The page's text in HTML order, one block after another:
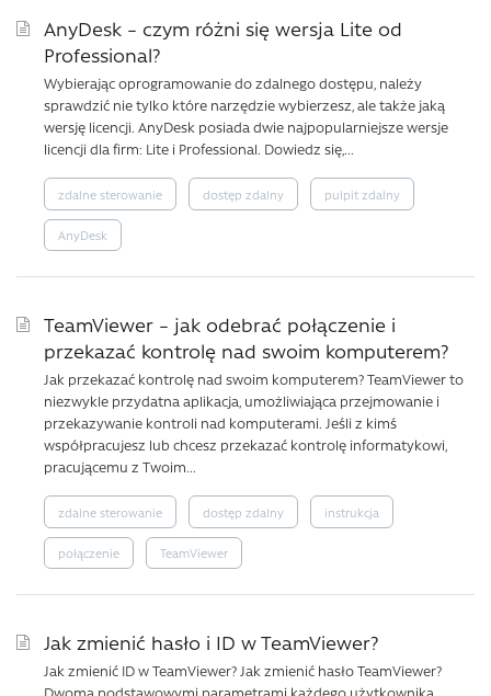
AnyDesk – czym różni się wersja Lite od
Professional?
Wybierając oprogramowanie do zdalnego dostępu, należy
sprawdzić nie tylko które narzędzie wybierzesz, ale także jaką
wersję licencji. AnyDesk posiada dwie najpopularniejsze wersje
licencji dla firm: Lite i Professional. Dowiedz się,...
zdalne sterowanie dostęp zdalny pulpit zdalny
AnyDesk
TeamViewer – jak odebrać połączenie i
przekazać kontrolę nad swoim komputerem?
Jak przekazać kontrolę nad swoim komputerem? TeamViewer to
niezwykle przydatna aplikacja, umożliwiająca przejmowanie i
przekazywanie kontroli nad komputerami. Jeśli z kimś
współpracujesz lub chcesz przekazać kontrolę informatykowi,
pracującemu z Twoim...
zdalne sterowanie dostęp zdalny instrukcja
połączenie TeamViewer
Jak zmienić hasło i ID w TeamViewer?
Jak zmienić ID w TeamViewer? Jak zmienić hasło TeamViewer?